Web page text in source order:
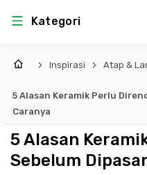
Kategori
Inspirasi Atap &
5 Alasan Keramik Perlu
Caranya
5 Alasan
Sebelum